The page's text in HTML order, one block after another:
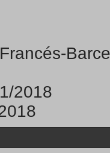
2018